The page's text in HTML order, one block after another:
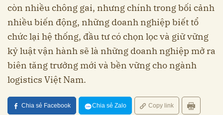
còn nhiều chông gai, nhưng chính trong bối cảnh
nhiều biến động, những doanh nghiệp biết tổ
chức lại hệ thống, đầu tư có chọn lọc và giữ vững
kỷ luật vận hành sẽ là những doanh nghiệp mở ra
biên tăng trưởng mới và bền vững cho ngành
logistics Việt Nam.
Chia sẻ Facebook Chia sẻ Zalo Copy link